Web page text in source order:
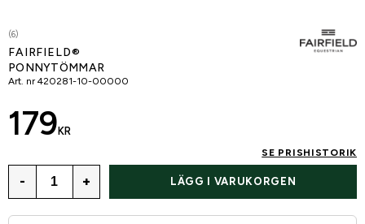
(6)
FAIRFIELD®
PONNYTÖMMAR
Art. nr 420281-10-00000
179 KR
SE PRISHISTORIK
- + LÄGG I VARUKORGEN